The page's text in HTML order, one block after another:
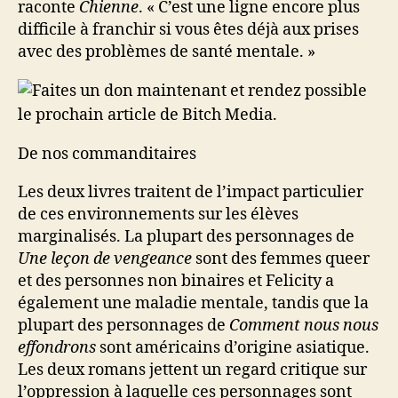
raconte Chienne. « C’est une ligne encore plus
difficile à franchir si vous êtes déjà aux prises
avec des problèmes de santé mentale. »
De nos commanditaires
Les deux livres traitent de l’impact particulier
de ces environnements sur les élèves
marginalisés. La plupart des personnages de
Une leçon de vengeance sont des femmes queer
et des personnes non binaires et Felicity a
également une maladie mentale, tandis que la
plupart des personnages de Comment nous nous
effondrons sont américains d’origine asiatique.
Les deux romans jettent un regard critique sur
l’oppression à laquelle ces personnages sont